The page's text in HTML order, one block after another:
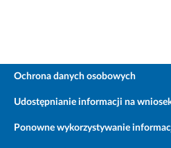
Ochrona danych osobowych
Udostępnianie informacji na
Ponowne wykorzystywanie